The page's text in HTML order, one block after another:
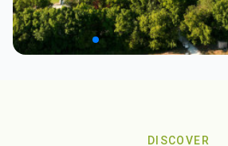
DISCOVER